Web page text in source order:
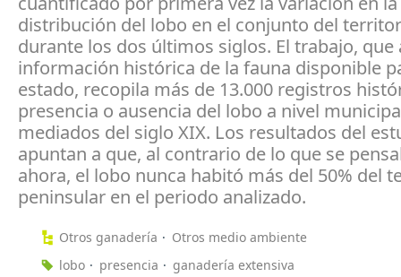
distribución del lobo en el conjunto del
durante los dos últimos siglos. El trabajo, que
información histórica de la fauna disponible
estado, recopila más de 13.000 registros
presencia o ausencia del lobo a nivel
mediados del siglo XIX. Los resultados del
apuntan a que, al contrario de lo que se
ahora, el lobo nunca habitó más del 50% del
peninsular en el periodo analizado.
Otros ganadería
Otros medio ambiente
lobo
presencia ganadería extensiva